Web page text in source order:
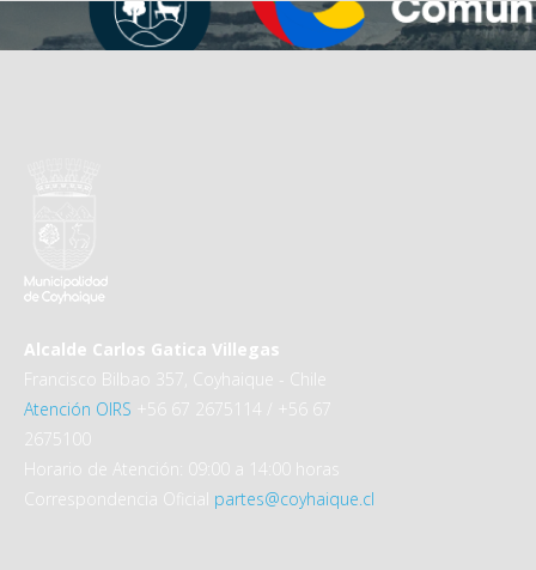
Alcalde Carlos Gatica Villegas
Francisco Bilbao 357, Coyhaique - Chile
Atención OIRS +56 67 2675114 / +56 67
2675100
Horario de Atención: 09:00 a 14:00 horas
Correspondencia Oficial partes@coyhaique.cl